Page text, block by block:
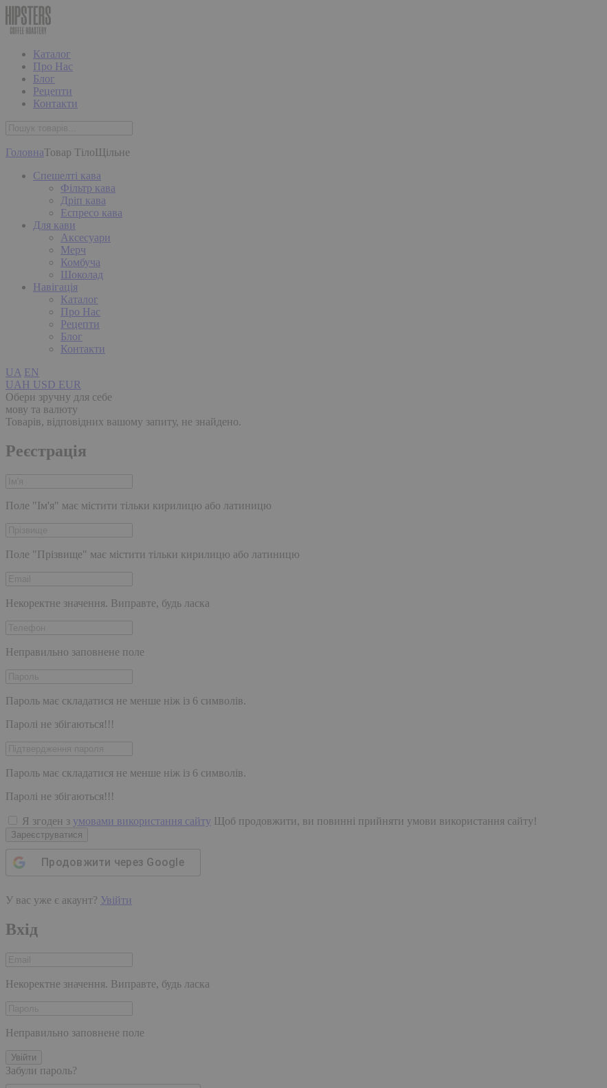
Каталог
Про Нас
Блог
Рецепти
Контакти
ГоловнаТовар ТілоЩільне
Спешелті кава
Фільтр кава
Дріп кава
Еспресо кава
Для кави
Аксесуари
Мерч
Комбуча
Шоколад
Навігація
Каталог
Про Нас
Рецепти
Блог
Контакти
UA EN
UAH USD EUR
Обери зручну для себе
мову та валюту
Товарів, відповідних вашому запиту, не знайдено.
Реєстрація
Поле "Ім'я" має містити тільки кирилицю або латиницю
Поле "Прізвище" має містити тільки кирилицю або латиницю
Некоректне значення. Виправте, будь ласка
Неправильно заповнене поле
Пароль має складатися не менше ніж із 6 символів.
Паролі не збігаються!!!
Пароль має складатися не менше ніж із 6 символів.
Паролі не збігаються!!!
Я згоден з умовами використання сайту Щоб продовжити, ви повинні прийняти умови використання сайту!
Зареєструватися
Продовжити через Google
У вас уже є акаунт? Увійти
Вхід
Некоректне значення. Виправте, будь ласка
Неправильно заповнене поле
Увійти
Забули пароль?